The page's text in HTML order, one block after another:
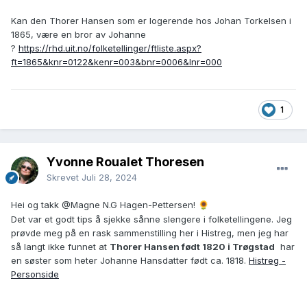
Kan den Thorer Hansen som er logerende hos Johan Torkelsen i
1865, være en bror av Johanne
? https://rhd.uit.no/folketellinger/ftliste.aspx?
ft=1865&knr=0122&kenr=003&bnr=0006&lnr=000
1
Yvonne Roualet Thoresen
Skrevet Juli 28, 2024
Hei og takk @Magne N.G Hagen-Pettersen! 🌻
Det var et godt tips å sjekke sånne slengere i folketellingene. Jeg
prøvde meg på en rask sammenstilling her i Histreg, men jeg har
så langt ikke funnet at Thorer Hansen født 1820 i Trøgstad har
en søster som heter Johanne Hansdatter født ca. 1818. Histreg -
Personside